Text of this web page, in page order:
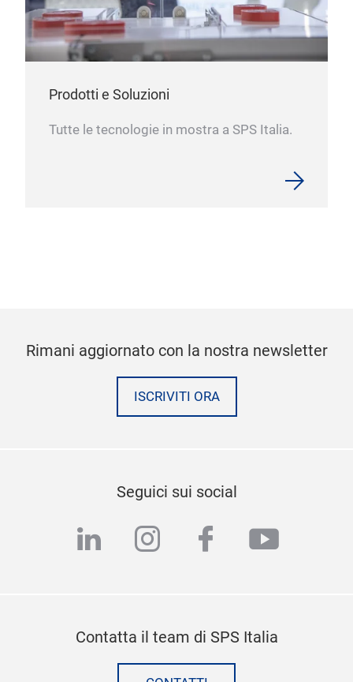
Prodotti e Soluzioni
Tutte le tecnologie in mostra a SPS Italia.
Rimani aggiornato con la nostra newsletter
ISCRIVITI ORA
Seguici sui social
linkedininstagram
facebook
Contatta il team di SPS Italia